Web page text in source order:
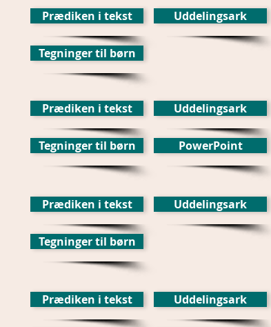
Prædiken i tekst Uddelingsark
Tegninger til børn
Prædiken i tekst Uddelingsark
Tegninger til børn PowerPoint
Prædiken i tekst Uddelingsark
Tegninger til børn
Prædiken i tekst Uddelingsark